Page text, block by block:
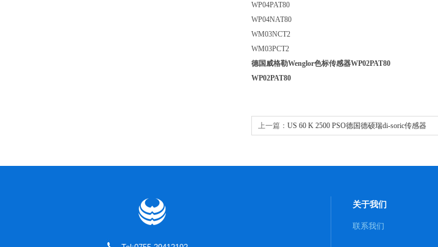
WP04PAT80
WP04NAT80
WM03NCT2
WM03PCT2
德国威格勒Wenglor色标传感器WP02PAT80
WP02PAT80
上一篇： US 60 K 2500 PSO德国德硕瑞di-soric传感器
关于我们
联系我们